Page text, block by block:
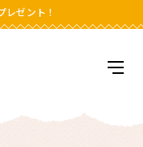
ゼント！